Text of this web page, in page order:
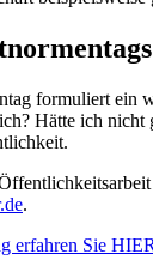
formuliert ein
Hätte ich nicht
.
erfahren Sie HIER